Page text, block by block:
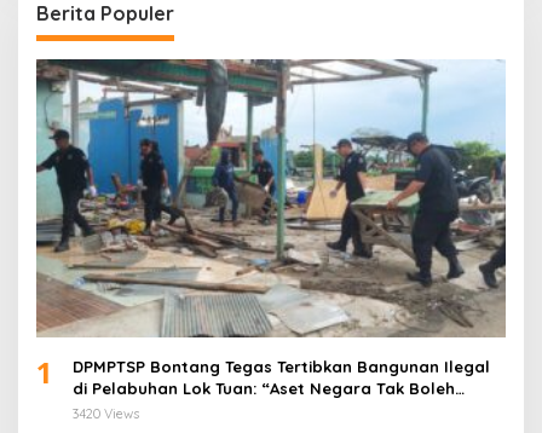
Berita Populer
1
DPMPTSP Bontang Tegas Tertibkan Bangunan Ilegal
di Pelabuhan Lok Tuan: “Aset Negara Tak Boleh
Dikuasai!”
3420 Views